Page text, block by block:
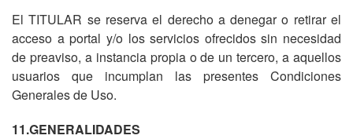
El TITULAR se reserva el derecho a denegar o retirar el
acceso a portal y/o los servicios ofrecidos sin necesidad
de preaviso, a instancia propia o de un tercero, a aquellos
usuarios que incumplan las presentes Condiciones
Generales de Uso.
11.GENERALIDADES